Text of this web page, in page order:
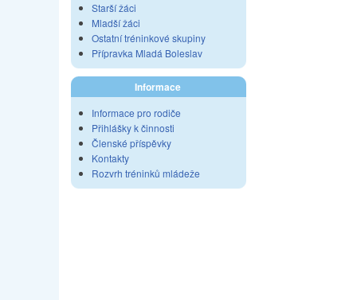
Starší žáci
Mladší žáci
Ostatní tréninkové skupiny
Přípravka Mladá Boleslav
Informace
Informace pro rodiče
Přihlášky k činnosti
Členské příspěvky
Kontakty
Rozvrh tréninků mládeže